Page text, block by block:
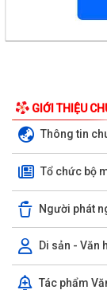
GIỚI THIỆU
Thông tin
Tổ chức bộ
Người phát
Di sản - Văn
Tác phẩm